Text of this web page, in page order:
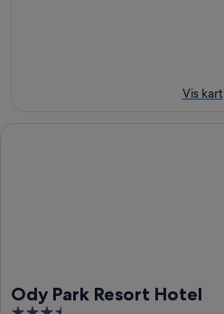
Vis kart
Ody Park Resort Hotel